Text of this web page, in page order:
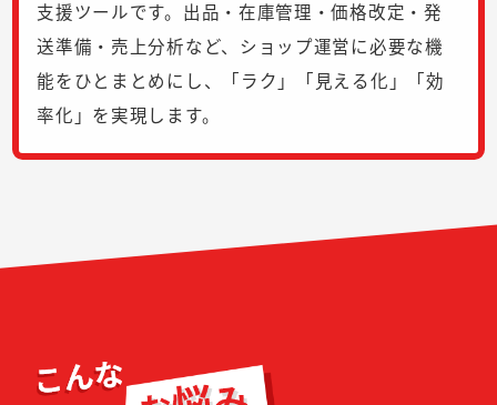
支援ツールです。出品・在庫管理・価格改定・発
送準備・売上分析など、ショップ運営に必要な機
能をひとまとめにし、「ラク」「見える化」「効
率化」を実現します。